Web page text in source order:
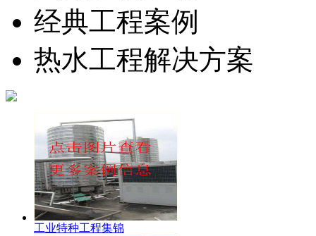
经典工程案例
热水工程解决方案
工业特种工程集锦